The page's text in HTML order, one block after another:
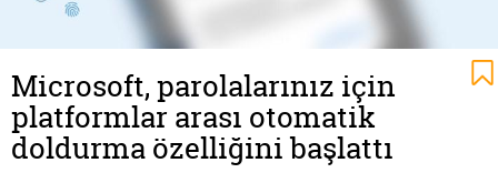
Microsoft, parolalarınız için
platformlar arası otomatik
doldurma özelliğini başlattı